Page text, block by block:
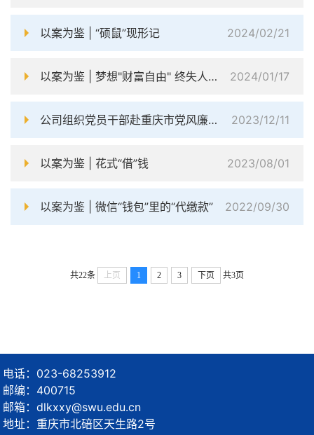
以案为鉴 | “硕鼠”现形记 2024/02/21
以案为鉴 | 梦想"财富自由" 终失人生自由 2024/01/17
公司组织党员干部赴重庆市党风廉政教育基地开展专题教育 2023/12/11
以案为鉴 | 花式“借”钱 2023/08/01
以案为鉴 | 微信“钱包”里的“代缴款” 2022/09/30
共22条 上页 1 2 3 下页 共3页
电话：023-68253912
邮编：400715
邮箱：dlkxxy@swu.edu.cn
地址：重庆市北碚区天生路2号